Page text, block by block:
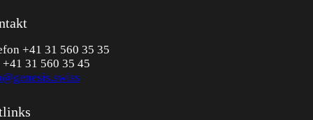
+41 31 560 35 35
+41 31 560 35 45